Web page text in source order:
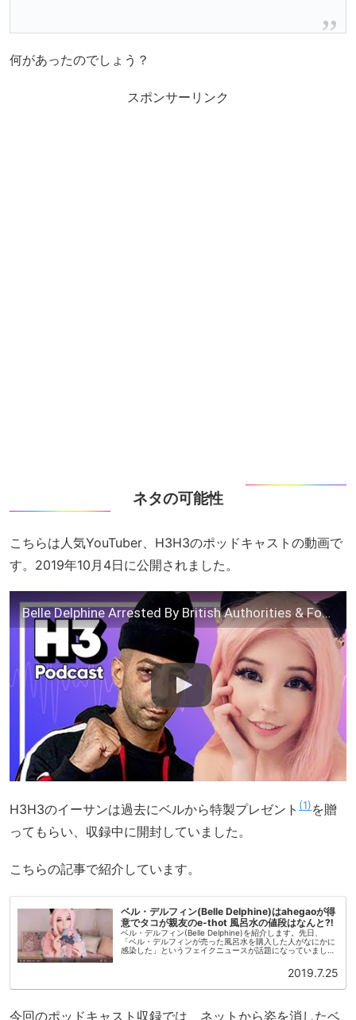
何があったのでしょう？
スポンサーリンク
ネタの可能性
こちらは人気YouTuber、H3H3のポッドキャストの動画で
す。2019年10月4日に公開されました。
Belle Delphine Arrested By British Authorities & Fousey vs Slim – H3 Podcast #147
H3H3のイーサンは過去にベルから特製プレゼント 1 を贈
ってもらい、収録中に開封していました。
こちらの記事で紹介しています。
ベル・デルフィン(Belle Delphine)はahegaoが得
意でタコが親友のe-thot 風呂水の値段はなんと⁈
ベル・デルフィン(Belle Delphine)を紹介します。先日、
「ベル・デルフィンが売った風呂水を購入した人がなにかに
感染した」というフェイクニュースが話題になっていまし
2019.7.25
今回のポッドキャスト収録では、ネットから姿を消したベ